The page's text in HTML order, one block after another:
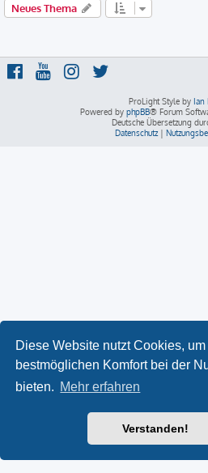
Diese Website nutzt Cookies,
bestmöglichen Komfort bei der
bieten. Mehr erfahren
Verstanden!
Neues Thema
ProLight Style by Ian
Powered by phpBB® Forum
Deutsche Übersetzung
Datenschutz |